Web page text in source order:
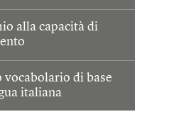
alla capacità di
vocabolario di base
italiana